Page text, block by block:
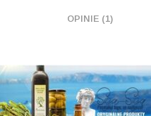
OPINIE (1)